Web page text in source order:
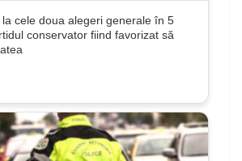
cele doua alegeri generale în 5
conservator fiind favorizat să